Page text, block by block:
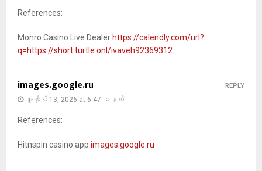
References:
Monro Casino Live Dealer https://calendly.com/url?
q=https://short.turtle.onl/ivaveh92369312
images.google.ru
ဇူလိုင် 13, 2026 at 6:47 မနက်
References:
Hitnspin casino app images.google.ru
REPLY